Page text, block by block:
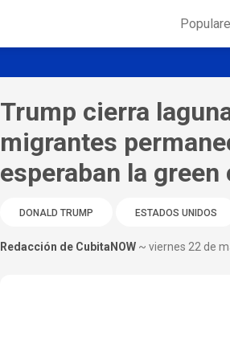
Trump cierra
migrantes
esperaban la green
DONALD TRUMP ESTADOS UNIDOS
Redacción de CubitaNOW ~ viernes 22 de